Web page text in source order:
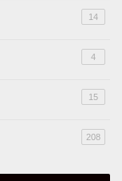
14
4
15
208